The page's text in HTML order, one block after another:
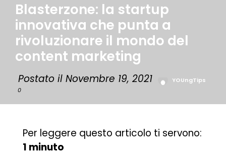
Blasterzone: la startup
innovativa che punta a
rivoluzionare il mondo del
content marketing
Postato il Novembre 19, 2021
YOUngTips
0
Per leggere questo articolo ti servono:
1 minuto